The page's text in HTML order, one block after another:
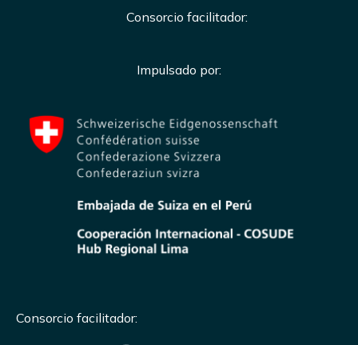
Consorcio facilitador:
Impulsado por:
Consorcio facilitador: